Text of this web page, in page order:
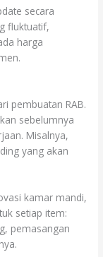
secara
fluktuatif,
harga
pembuatan RAB.
sebelumnya
Misalnya,
yang akan
kamar mandi,
setiap item:
pemasangan